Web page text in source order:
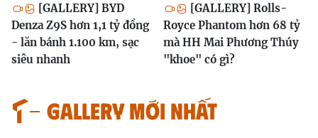
[GALLERY] BYD
Denza Z9S hơn 1,1 tỷ đồng
- lăn bánh 1.100 km, sạc
siêu nhanh
[GALLERY] Rolls-
Royce Phantom hơn 68 tỷ
mà HH Mai Phương Thúy
"khoe" có gì?
GALLERY MỚI NHẤT